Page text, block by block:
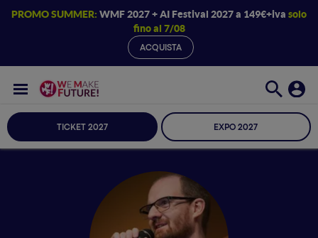
PROMO SUMMER: WMF 2027 + AI Festival 2027 a 149€+iva solo
fino al 7/08
ACQUISTA
TICKET 2027 EXPO 2027